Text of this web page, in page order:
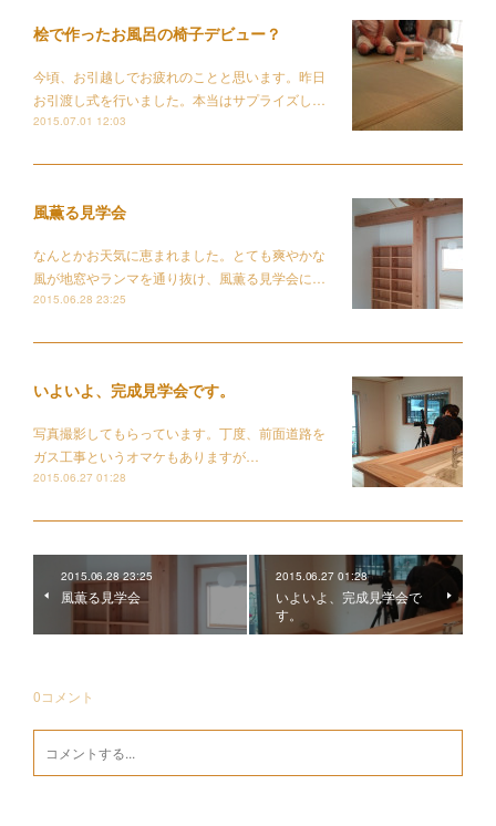
桧で作ったお風呂の椅子デビュー？
今頃、お引越しでお疲れのことと思います。昨日
お引渡し式を行いました。本当はサプライズし…
2015.07.01 12:03
風薫る見学会
なんとかお天気に恵まれました。とても爽やかな
風が地窓やランマを通り抜け、風薫る見学会に…
2015.06.28 23:25
いよいよ、完成見学会です。
写真撮影してもらっています。丁度、前面道路を
ガス工事というオマケもありますが…
2015.06.27 01:28
2015.06.28 23:25
風薫る見学会
2015.06.27 01:28
いよいよ、完成見学会で
す。
0コメント